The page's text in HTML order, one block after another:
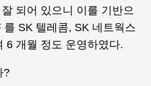
되어 있으니 이를 기반으
SK 텔레콤, SK 네트웍스
6 개월 정도 운영하였다.
?